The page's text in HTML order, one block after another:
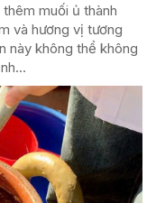
muối ủ thành
và hương vị tương
này không thể không